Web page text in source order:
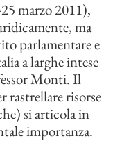
marzo 2011),
ma
parlamentare e
a larghe intese
Monti. Il
rastrellare risorse
si articola in
importanza.